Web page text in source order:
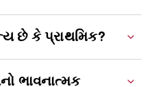
છે કે પ્રાથમિક?
ભાવનાત્મક